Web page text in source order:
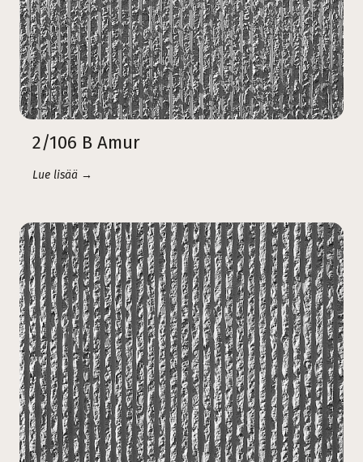
2/106 B Amur
Lue lisää →